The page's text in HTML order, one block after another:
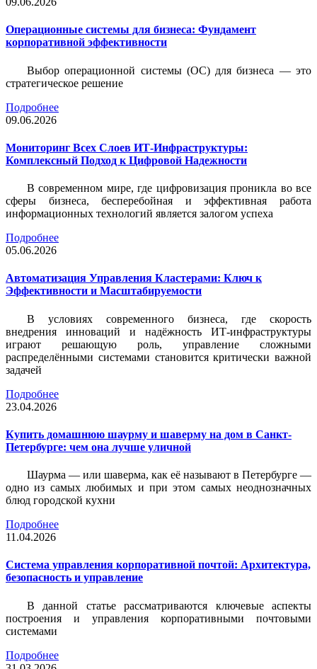
Операционные системы для бизнеса: Фундамент
корпоративной эффективности
Выбор операционной системы (ОС) для бизнеса — это
стратегическое решение
Подробнее
09.06.2026
Мониторинг Всех Слоев ИТ-Инфраструктуры:
Комплексный Подход к Цифровой Надежности
В современном мире, где цифровизация проникла во все
сферы бизнеса, бесперебойная и эффективная работа
информационных технологий является залогом успеха
Подробнее
05.06.2026
Автоматизация Управления Кластерами: Ключ к
Эффективности и Масштабируемости
В условиях современного бизнеса, где скорость
внедрения инноваций и надёжность ИТ-инфраструктуры
играют решающую роль, управление сложными
распределёнными системами становится критически важной
задачей
Подробнее
23.04.2026
Купить домашнюю шаурму и шаверму на дом в Санкт-
Петербурге: чем она лучше уличной
Шаурма — или шаверма, как её называют в Петербурге —
одно из самых любимых и при этом самых неоднозначных
блюд городской кухни
Подробнее
11.04.2026
Система управления корпоративной почтой: Архитектура,
безопасность и управление
В данной статье рассматриваются ключевые аспекты
построения и управления корпоративными почтовыми
системами
Подробнее